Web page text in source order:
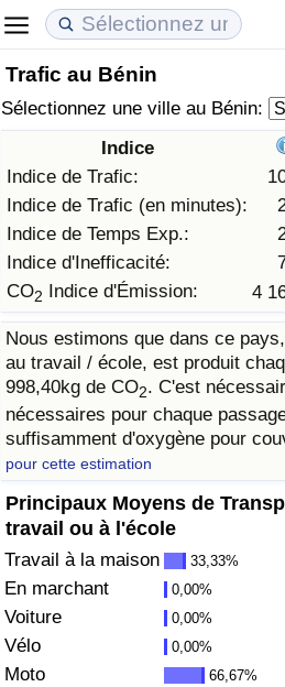
Trafic au Bénin
Sélectionnez une ville au Bénin:
Indice
Indice de Trafic:
Indice de Trafic (en minutes):
Indice de Temps Exp.:
Indice d'Inefficacité:
CO2 Indice d'Émission: 4
Nous estimons que dans ce
au travail / école, est produit
998,40kg de CO2. C'est
nécessaires pour chaque
suffisamment d'oxygène pour
pour cette estimation
Principaux Moyens de
travail ou à l'école
Travail à la maison 33,33%
En marchant 0,00%
Voiture 0,00%
Vélo 0,00%
Moto 66,67%
Coût de la vie
Indice du Coût de la Vie
Indice du Coût de la Vie
Indice du coût de la vie par
à Akaba
Prix de l'immobilier
Indice des Prix de l'immobilier
Indice des Prix de l'immobilier
Indice des Prix de l'immobilier
Qualité de Vie
Indice de Qualité de Vie
Indice de Qualité de Vie
Indice de qualité de vie par
Criminalité
Indice de Criminalité (Actuel)
Indice de Criminalité
Indice de criminalité par pays
Soins de santé
Indice des soins de santé
Indice des soins de santé